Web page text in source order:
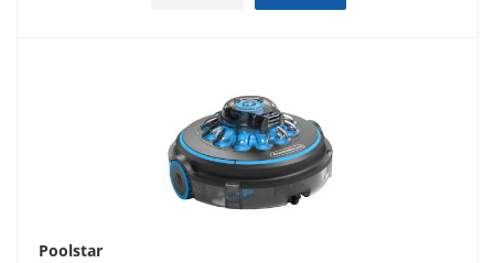
Poolstar